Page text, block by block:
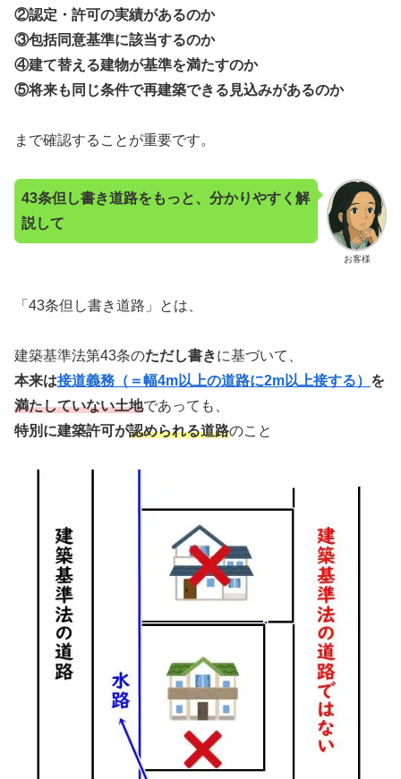
②認定・許可の実績があるのか
③包括同意基準に該当するのか
④建て替える建物が基準を満たすのか
⑤将来も同じ条件で再建築できる見込みがあるのか
まで確認することが重要です。
お客様
43条但し書き道路をもっと、分かりやすく解
説して
「43条但し書き道路」とは、
建築基準法第43条のただし書きに基づいて、
本来は接道義務（＝幅4m以上の道路に2m以上接する） を
満たしていない土地であっても、
特別に建築許可が認められる道路のこと